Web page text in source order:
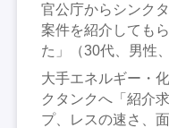
官公庁からシンク
案件を紹介しても
た」（30代、男性
大手エネルギー・
クタンクへ「紹介
プ、レスの速さ、